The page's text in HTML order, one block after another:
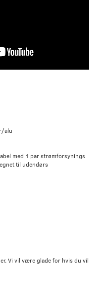
alu
med 1 par strømforsynings
til udendørs
Vi vil være glade for hvis du vil